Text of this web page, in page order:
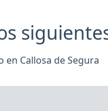
en Callosa de Segura